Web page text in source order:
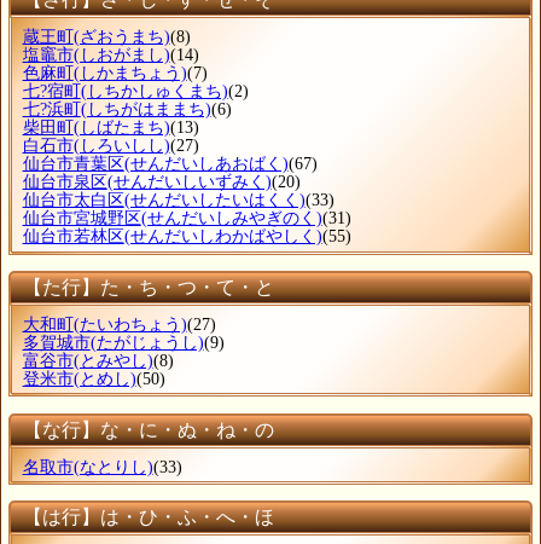
蔵王町 (ざおうまち)(8)
塩竈市(しおがまし)(14)
色麻町 (しかまちょう)(7)
七?宿町 (しちかしゅくまち)(2)
七?浜町 (しちがはままち)(6)
柴田町 (しばたまち)(13)
白石市(しろいしし)(27)
仙台市青葉区(せんだいしあおばく)(67)
仙台市泉区(せんだいしいずみく)(20)
仙台市太白区(せんだいしたいはくく)(33)
仙台市宮城野区(せんだいしみやぎのく)(31)
仙台市若林区(せんだいしわかばやしく)(55)
【た行】た・ち・つ・て・と
大和町 (たいわちょう)(27)
多賀城市(たがじょうし)(9)
富谷市(とみやし)(8)
登米市(とめし)(50)
【な行】な・に・ぬ・ね・の
名取市(なとりし)(33)
【は行】は・ひ・ふ・へ・ほ